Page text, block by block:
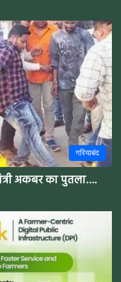
गरियाबंद
अकबर का पुतला….